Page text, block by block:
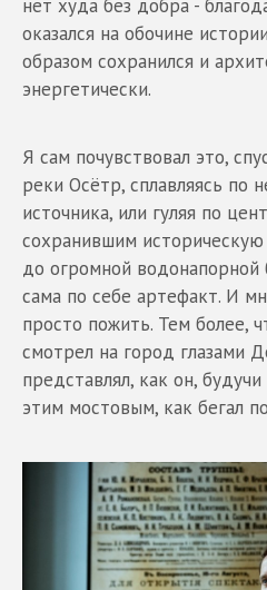
нет худа без добра -
оказался на обочине
образом сохранился и
энергетически.
Я сам почувствовал это,
реки Осётр, сплавляясь по
источника, или гуляя по
сохранившим
до огромной водонапорной
сама по себе артефакт. И
просто пожить. Тем более,
смотрел на город глазами
представлял, как он,
этим мостовым, как бегал